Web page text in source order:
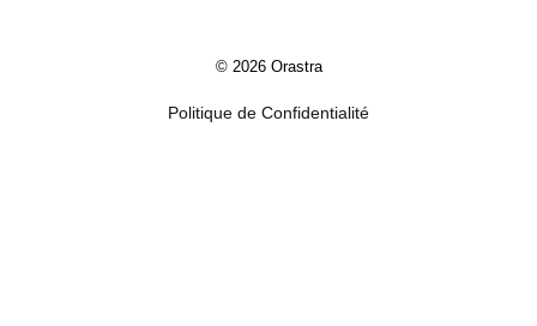
© 2026 Orastra
Politique de Confidentialité